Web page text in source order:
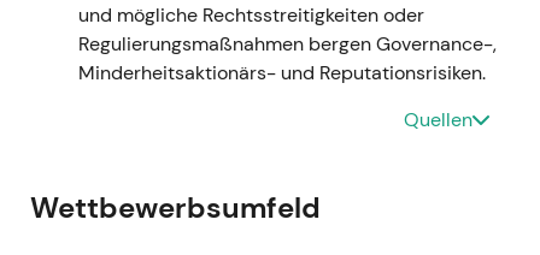
2021-09-20 — Großinvestition im
Elektronikbereich angekündigt- Ereignis: Merck
kündigte an, bis 2025 mehr als 3 Mrd. € (ca. 3,5
— für den Kapazitätsausbau, Forschung und
Unternehmen signalisierte eine bewusste
und mögliche Rechtsstreitigkeiten oder
Regulierungsmaßnahmen bergen Governance-,
Minderheitsaktionärs- und Reputationsrisiken.
Quellen
Wettbewerbsumfeld